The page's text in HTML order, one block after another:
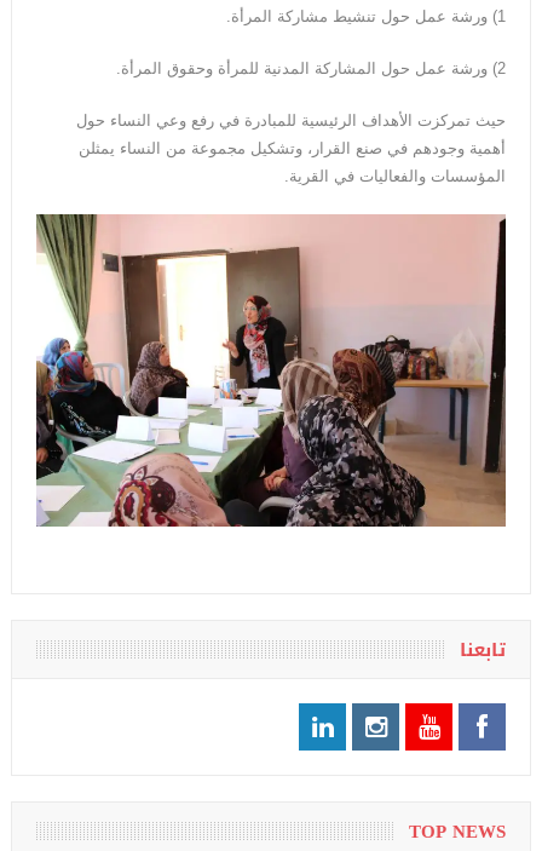
1) ورشة عمل حول تنشيط مشاركة المرأة.
2) ورشة عمل حول المشاركة المدنية للمرأة وحقوق المرأة.
حيث تمركزت الأهداف الرئيسية للمبادرة في رفع وعي النساء حول
أهمية وجودهم في صنع القرار، وتشكيل مجموعة من النساء يمثلن
المؤسسات والفعاليات في القرية.
تابعنا
TOP NEWS